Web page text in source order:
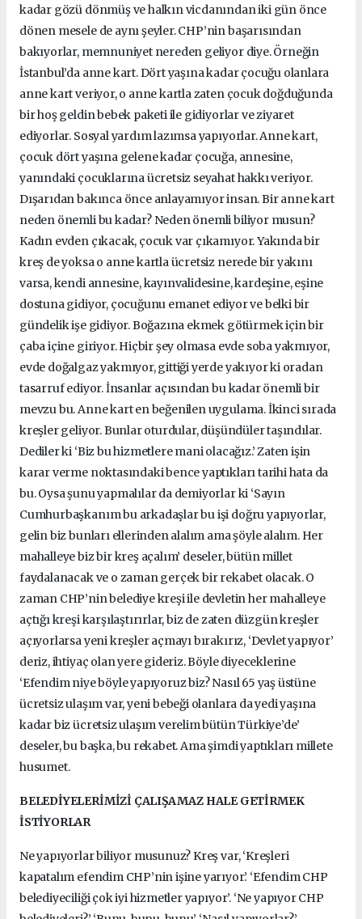
kadar gözü dönmüş ve halkın vicdanından iki gün önce
dönen mesele de aynı şeyler. CHP’nin başarısından
bakıyorlar, memnuniyet nereden geliyor diye. Örneğin
İstanbul’da anne kart. Dört yaşına kadar çocuğu olanlara
anne kart veriyor, o anne kartla zaten çocuk doğduğunda
bir hoş geldin bebek paketi ile gidiyorlar ve ziyaret
ediyorlar. Sosyal yardım lazımsa yapıyorlar. Anne kart,
çocuk dört yaşına gelene kadar çocuğa, annesine,
yanındaki çocuklarına ücretsiz seyahat hakkı veriyor.
Dışarıdan bakınca önce anlayamıyor insan. Bir anne kart
neden önemli bu kadar? Neden önemli biliyor musun?
Kadın evden çıkacak, çocuk var çıkamıyor. Yakında bir
kreş de yoksa o anne kartla ücretsiz nerede bir yakını
varsa, kendi annesine, kayınvalidesine, kardeşine, eşine
dostuna gidiyor, çocuğunu emanet ediyor ve belki bir
gündelik işe gidiyor. Boğazına ekmek götürmek için bir
çaba içine giriyor. Hiçbir şey olmasa evde soba yakmıyor,
evde doğalgaz yakmıyor, gittiği yerde yakıyor ki oradan
tasarruf ediyor. İnsanlar açısından bu kadar önemli bir
mevzu bu. Anne kart en beğenilen uygulama. İkinci sırada
kreşler geliyor. Bunlar oturdular, düşündüler taşındılar.
Dediler ki ‘Biz bu hizmetlere mani olacağız.’ Zaten işin
karar verme noktasındaki bence yaptıkları tarihi hata da
bu. Oysa şunu yapmalılar da demiyorlar ki ‘Sayın
Cumhurbaşkanım bu arkadaşlar bu işi doğru yapıyorlar,
gelin biz bunları ellerinden alalım ama şöyle alalım. Her
mahalleye biz bir kreş açalım’ deseler, bütün millet
faydalanacak ve o zaman gerçek bir rekabet olacak. O
zaman CHP’nin belediye kreşi ile devletin her mahalleye
açtığı kreşi karşılaştırırlar, biz de zaten düzgün kreşler
açıyorlarsa yeni kreşler açmayı bırakırız, ‘Devlet yapıyor’
deriz, ihtiyaç olan yere gideriz. Böyle diyeceklerine
‘Efendim niye böyle yapıyoruz biz? Nasıl 65 yaş üstüne
ücretsiz ulaşım var, yeni bebeği olanlara da yedi yaşına
kadar biz ücretsiz ulaşım verelim bütün Türkiye’de’
deseler, bu başka, bu rekabet. Ama şimdi yaptıkları millete
husumet.
BELEDİYELERİMİZİ ÇALIŞAMAZ HALE GETİRMEK
İSTİYORLAR
Ne yapıyorlar biliyor musunuz? Kreş var, ‘Kreşleri
kapatalım efendim CHP’nin işine yarıyor.’ ‘Efendim CHP
belediyeciliği çok iyi hizmetler yapıyor’. ‘Ne yapıyor CHP